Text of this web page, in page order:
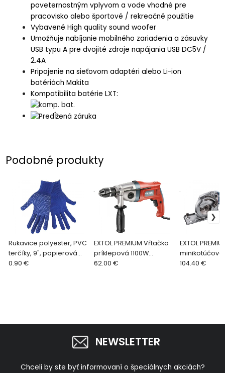
poveternostným vplyvom a vode vhodné pre
pracovisko alebo športové / rekreačné použitie
Vybavené High quality sound woofer
Umožňuje nabíjanie mobilného zariadenia a zásuvky
USB typu A pre dvojité zdroje napájania USB DC5V /
2.4A
Pripojenie na sieťovom adaptéri alebo Li-ion
batériách Makita
Kompatibilita batérie LXT:
Podobné produkty
Rukavice polyester, PVC
terčíky, 9", papierová
karta
0.90 €
EXTOL PREMIUM Vŕtačka
príklepová 1100W
8890052
.
62.00 €
EXTOL
minikotúčová
multifunkčná
.
104.40 €
NEWSLETTER
Chceli by ste byť informovaní o špeciálnych akciách?